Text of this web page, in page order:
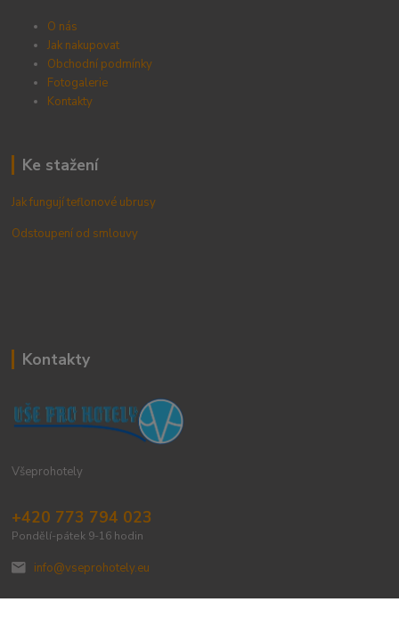
O nás
Jak nakupovat
Obchodní podmínky
Fotogalerie
Kontakty
Ke stažení
Jak fungují teflonové ubrusy
Odstoupení od smlouvy
Kontakty
Všeprohotely
+420 773 794 023
Pondělí-pátek 9-16 hodin
info@vseprohotely.eu